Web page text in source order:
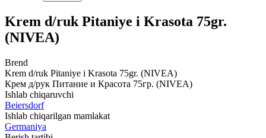
Krem d/ruk Pitaniye i Krasota 75gr.
(NIVEA)
Brend
Krem d/ruk Pitaniye i Krasota 75gr. (NIVEA)
Крем д/рук Питание и Красота 75гр. (NIVEA)
Ishlab chiqaruvchi
Beiersdorf
Ishlab chiqarilgan mamlakat
Germaniya